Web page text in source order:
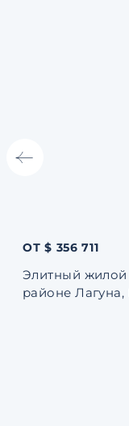
ОТ $ 356 711
Элитный
районе Лагуна,